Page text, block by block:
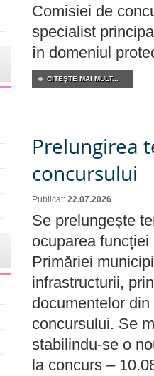
Comisiei de
specialist
în domeniul
CITEŞTE MAI MULT...
Prelungirea
concursului
Publicat: 22.07.2026
Se prelungește
ocuparea
Primăriei
infrastructurii,
documentelor
concursului. Se
stabilindu-se o
la concurs –